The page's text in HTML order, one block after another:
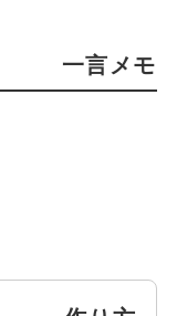
一言メモ